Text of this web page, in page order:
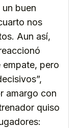
buen
nos
Aun así,
empate, pero
amargo con
quiso